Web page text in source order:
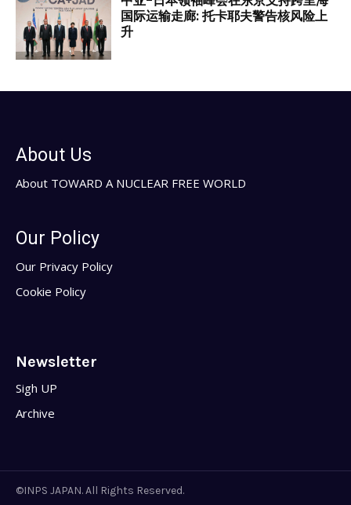
国际运输走廊: 托卡耶夫警告核风险上
升
About Us
About TOWARD A NUCLEAR FREE WORLD
Our Policy
Our Privacy Policy
Cookie Policy
Newsletter
Sigh UP
Archive
©INPS JAPAN. All Rights Reserved.